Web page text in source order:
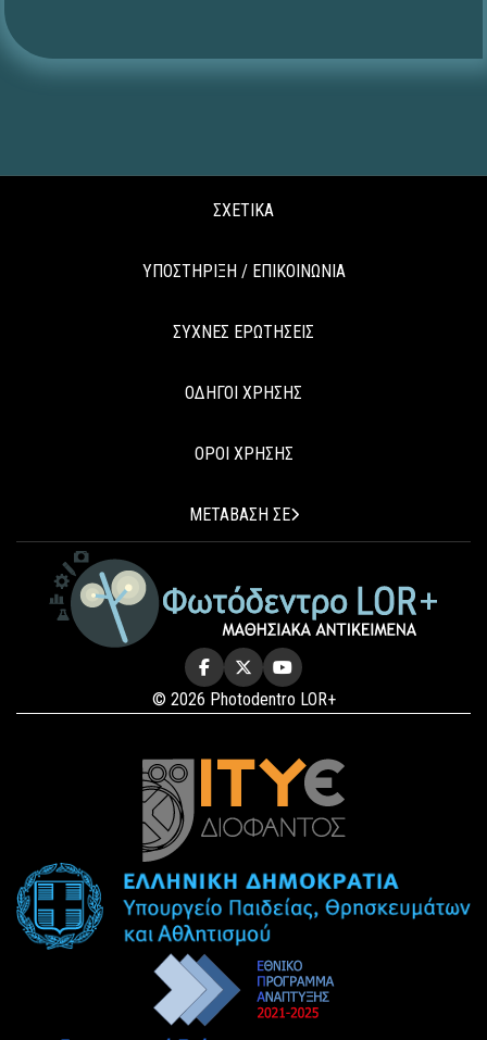
ΣΧΕΤΙΚΑ
ΥΠΟΣΤΗΡΙΞΗ / ΕΠΙΚΟΙΝΩΝΙΑ
ΣΥΧΝΕΣ ΕΡΩΤΗΣΕΙΣ
ΟΔΗΓΟΙ ΧΡΗΣΗΣ
ΟΡΟΙ ΧΡΗΣΗΣ
ΜΕΤΑΒΑΣΗ ΣΕ
© 2026 Photodentro LOR+